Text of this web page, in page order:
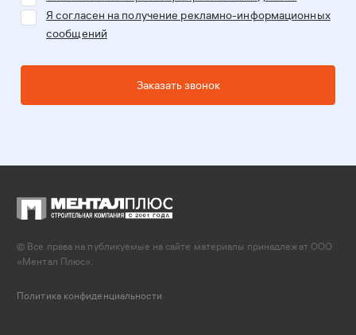
Заказать звонок
Я согласен на получение рекламно-информационных
сообщений
© Все права на публикуемые на сайте материалы принадлежат ООО
«Ментал Плюс».
Политика конфиденциальности